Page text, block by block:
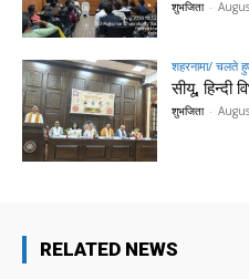
शुभजिता -
शहरनामा/ चलते
सीयू, हिन्दी
शुभजिता -
RELATED NEWS